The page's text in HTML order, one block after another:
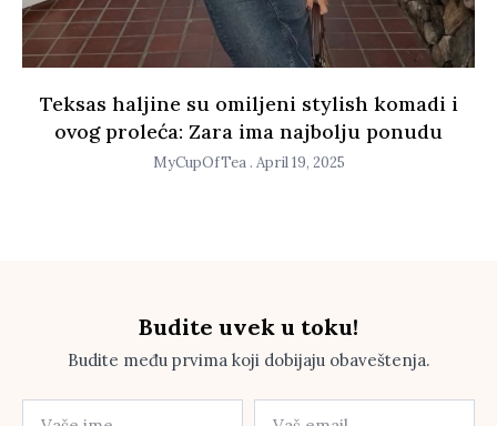
Teksas haljine su omiljeni stylish komadi i
ovog proleća: Zara ima najbolju ponudu
MyCupOfTea April 19, 2025
Budite uvek u toku!
Budite među prvima koji dobijaju obaveštenja.